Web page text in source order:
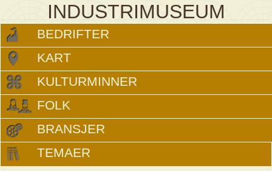
INDUSTRIMUSEUM
BEDRIFTER
KART
KULTURMINNER
FOLK
BRANSJER
TEMAER